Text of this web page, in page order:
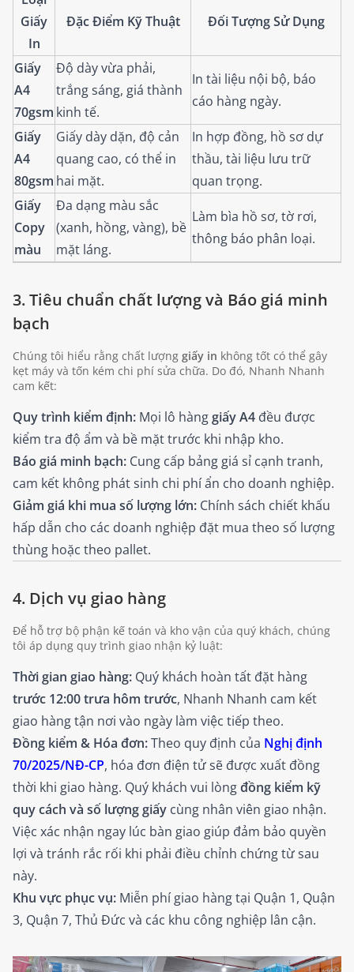
Giấy
In
Đặc Điểm Kỹ Thuật Đối Tượng Sử Dụng
Giấy
A4
70gsm
Độ dày vừa phải,
trắng sáng, giá thành
kinh tế.
In tài liệu nội bộ, báo
cáo hàng ngày.
Giấy
A4
80gsm
Giấy dày dặn, độ cản
quang cao, có thể in
hai mặt.
In hợp đồng, hồ sơ dự
thầu, tài liệu lưu trữ
quan trọng.
Giấy
Copy
màu
Đa dạng màu sắc
(xanh, hồng, vàng), bề
mặt láng.
Làm bìa hồ sơ, tờ rơi,
thông báo phân loại.
3. Tiêu chuẩn chất lượng và Báo giá minh
bạch
Chúng tôi hiểu rằng chất lượng giấy in không tốt có thể gây
kẹt máy và tốn kém chi phí sửa chữa. Do đó, Nhanh Nhanh
cam kết:
Quy trình kiểm định: Mọi lô hànggiấy A4 đều được
kiểm tra độ ẩm và bề mặt trước khi nhập kho.
Báo giá minh bạch: Cung cấp bảng giá sỉ cạnh tranh,
cam kết không phát sinh chi phí ẩn cho doanh nghiệp.
Giảm giá khi mua số lượng lớn: Chính sách chiết khấu
hấp dẫn cho các doanh nghiệp đặt mua theo số lượng
thùng hoặc theo pallet.
4. Dịch vụ giao hàng
Để hỗ trợ bộ phận kế toán và kho vận của quý khách, chúng
tôi áp dụng quy trình giao nhận kỷ luật:
Thời gian giao hàng: Quý khách hoàn tất đặt hàng
trước 12:00 trưa hôm trước, Nhanh Nhanh cam kết
giao hàng tận nơi vào ngày làm việc tiếp theo.
Đồng kiểm & Hóa đơn:Theo quy định của Nghị định
70/2025/NĐ-CP, hóa đơn điện tử sẽ được xuất đồng
thời khi giao hàng. Quý khách vui lòngđồng kiểm kỹ
quy cách và số lượng giấy cùng nhân viên giao nhận.
Việc xác nhận ngay lúc bàn giao giúp đảm bảo quyền
lợi và tránh rắc rối khi phải điều chỉnh chứng từ sau
này.
Khu vực phục vụ: Miễn phí giao hàng tại Quận 1, Quận
3, Quận 7, Thủ Đức và các khu công nghiệp lân cận.